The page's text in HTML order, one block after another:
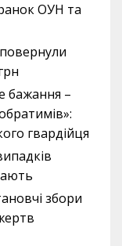
ОУН та
бажання –
гвардійця
збори